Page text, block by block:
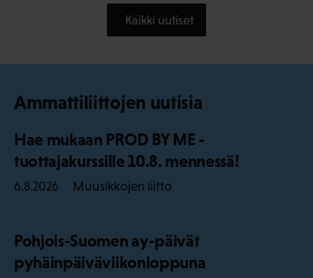
Kaikki uutiset
Ammattiliittojen uutisia
Hae mukaan PROD BY ME -
tuottajakurssille 10.8. mennessä!
6.8.2026 Muusikkojen liitto
Pohjois-Suomen ay-päivät
pyhäinpäiväviikonloppuna